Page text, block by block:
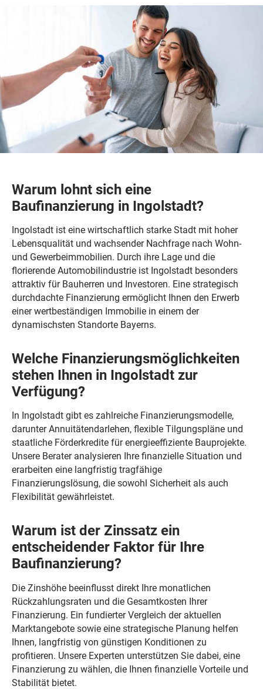
Warum lohnt sich eine
Baufinanzierung in Ingolstadt?
Ingolstadt ist eine wirtschaftlich starke Stadt mit hoher
Lebensqualität und wachsender Nachfrage nach Wohn-
und Gewerbeimmobilien. Durch ihre Lage und die
florierende Automobilindustrie ist Ingolstadt besonders
attraktiv für Bauherren und Investoren. Eine strategisch
durchdachte Finanzierung ermöglicht Ihnen den Erwerb
einer wertbeständigen Immobilie in einem der
dynamischsten Standorte Bayerns.
Welche Finanzierungsmöglichkeiten
stehen Ihnen in Ingolstadt zur
Verfügung?
In Ingolstadt gibt es zahlreiche Finanzierungsmodelle,
darunter Annuitätendarlehen, flexible Tilgungspläne und
staatliche Förderkredite für energieeffiziente Bauprojekte.
Unsere Berater analysieren Ihre finanzielle Situation und
erarbeiten eine langfristig tragfähige
Finanzierungslösung, die sowohl Sicherheit als auch
Flexibilität gewährleistet.
Warum ist der Zinssatz ein
entscheidender Faktor für Ihre
Baufinanzierung?
Die Zinshöhe beeinflusst direkt Ihre monatlichen
Rückzahlungsraten und die Gesamtkosten Ihrer
Finanzierung. Ein fundierter Vergleich der aktuellen
Marktangebote sowie eine strategische Planung helfen
Ihnen, langfristig von günstigen Konditionen zu
profitieren. Unsere Experten unterstützen Sie dabei, eine
Finanzierung zu wählen, die Ihnen finanzielle Vorteile und
Stabilität bietet.